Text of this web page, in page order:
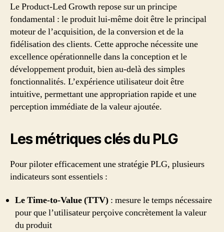
Le Product-Led Growth repose sur un principe
fondamental : le produit lui-même doit être le principal
moteur de l’acquisition, de la conversion et de la
fidélisation des clients. Cette approche nécessite une
excellence opérationnelle dans la conception et le
développement produit, bien au-delà des simples
fonctionnalités. L’expérience utilisateur doit être
intuitive, permettant une appropriation rapide et une
perception immédiate de la valeur ajoutée.
Les métriques clés du PLG
Pour piloter efficacement une stratégie PLG, plusieurs
indicateurs sont essentiels :
Le Time-to-Value (TTV) : mesure le temps nécessaire
pour que l’utilisateur perçoive concrètement la valeur
du produit